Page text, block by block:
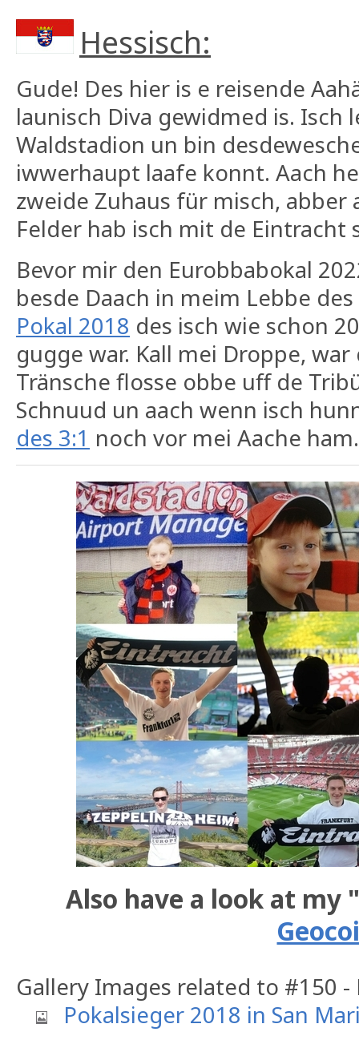
Hessisch:
Gude! Des hier is e reisende
launisch Diva gewidmed is. Isch
Waldstadion un bin
iwwerhaupt laafe konnt. Aach
zweide Zuhaus für misch, abber
Felder hab isch mit de Eintracht
Bevor mir den Eurobbabokal
besde Daach in meim Lebbe des
Pokal 2018 des isch wie schon
gugge war. Kall mei Droppe, war
Tränsche flosse obbe uff de
Schnuud un aach wenn isch
des 3:1 noch vor mei Aache ham.
Also have a look at my "
Gallery Images related to #150
Pokalsieger 2018 in San